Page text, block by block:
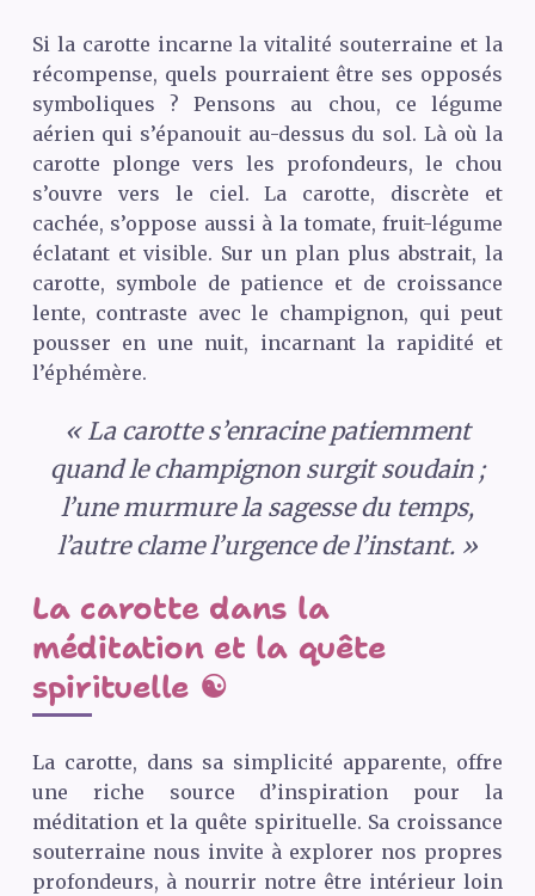
Si la carotte incarne la vitalité souterraine et la
récompense, quels pourraient être ses opposés
symboliques ? Pensons au chou, ce légume
aérien qui s’épanouit au-dessus du sol. Là où la
carotte plonge vers les profondeurs, le chou
s’ouvre vers le ciel. La carotte, discrète et
cachée, s’oppose aussi à la tomate, fruit-légume
éclatant et visible. Sur un plan plus abstrait, la
carotte, symbole de patience et de croissance
lente, contraste avec le champignon, qui peut
pousser en une nuit, incarnant la rapidité et
l’éphémère.
« La carotte s’enracine patiemment
quand le champignon surgit soudain ;
l’une murmure la sagesse du temps,
l’autre clame l’urgence de l’instant. »
La carotte dans la
méditation et la quête
spirituelle ☯️
La carotte, dans sa simplicité apparente, offre
une riche source d’inspiration pour la
méditation et la quête spirituelle. Sa croissance
souterraine nous invite à explorer nos propres
profondeurs, à nourrir notre être intérieur loin